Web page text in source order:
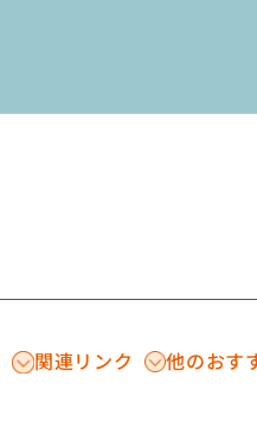
関連リンク 他のおす